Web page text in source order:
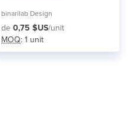
binarilab Design
de 0,75 $US/unit
MOQ: 1 unit